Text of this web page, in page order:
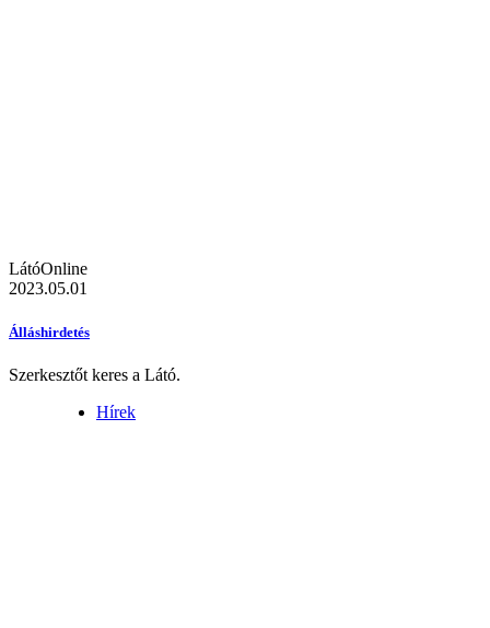
LátóOnline
2023.05.01
Álláshirdetés
Szerkesztőt keres a Látó.
Hírek